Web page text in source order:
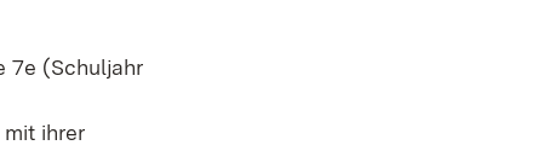
7e (Schuljahr
ihrer